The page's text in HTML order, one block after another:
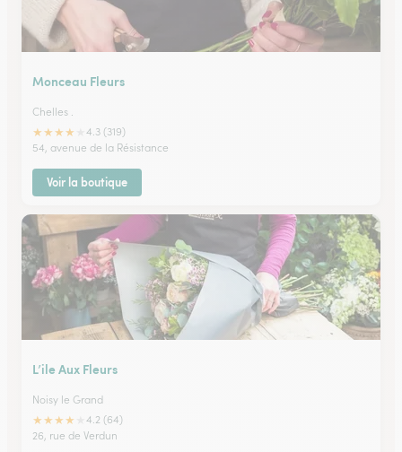
Monceau Fleurs
Chelles .
★★★★
4.3 (319)
54, avenue de la Résistance
Voir la boutique
L’ile Aux Fleurs
Noisy le Grand
★★★★
4.2 (64)
26, rue de Verdun